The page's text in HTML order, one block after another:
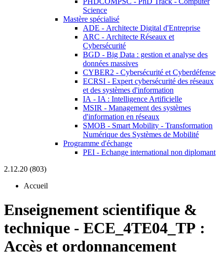
Science
Mastère spécialisé
ADE - Architecte Digital d'Entreprise
ARC - Architecte Réseaux et
Cybersécurité
BGD - Big Data : gestion et analyse des
données massives
CYBER2 - Cybersécurité et Cyberdéfense
ECRSI - Expert cybersécurité des réseaux
et des systèmes d'information
IA - IA : Intelligence Artificielle
MSIR - Management des systèmes
d'information en réseaux
SMOB - Smart Mobility - Transformation
Numérique des Systèmes de Mobilité
Programme d'échange
PEI - Echange international non diplomant
2.12.20 (803)
Accueil
Enseignement scientifique &
technique - ECE_4TE04_TP :
Accès et ordonnancement